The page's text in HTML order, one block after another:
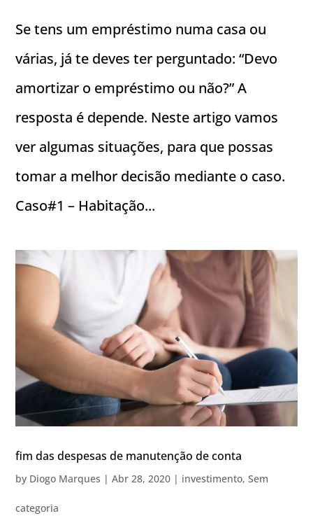
Se tens um empréstimo numa casa ou
várias, já te deves ter perguntado: “Devo
amortizar o empréstimo ou não?” A
resposta é depende. Neste artigo vamos
ver algumas situações, para que possas
tomar a melhor decisão mediante o caso.
Caso#1 – Habitação...
fim das despesas de manutenção de conta
by Diogo Marques |Abr 28, 2020 | investimento,Sem
categoria